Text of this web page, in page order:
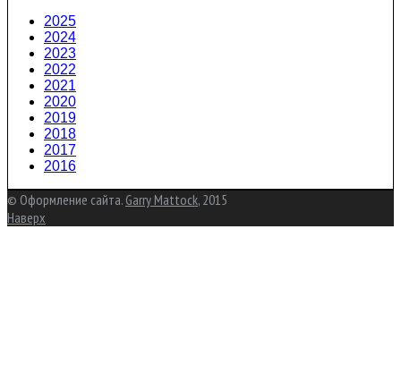
2025
2024
2023
2022
2021
2020
2019
2018
2017
2016
© Оформление сайта. Garry Mattock, 2015
Наверх